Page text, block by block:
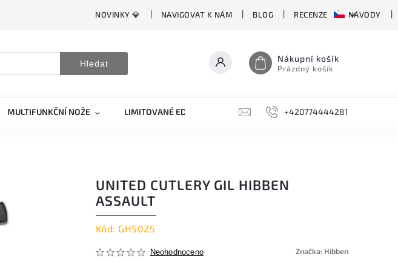
NOVINKY 💎 NAVIGOVAT K NÁM BLOG RECENZE NÁVODY
Hledat Nákupní košík
Prázdný košík
MULTIFUNKČNÍ NOŽE LIMITOVANÉ EDICE BROUSKY, BRUSKY, OCÍLKY
+420774444281
UNITED CUTLERY GIL HIBBEN
ASSAULT
Kód: GH5025
Neohodnoceno Značka: Hibben